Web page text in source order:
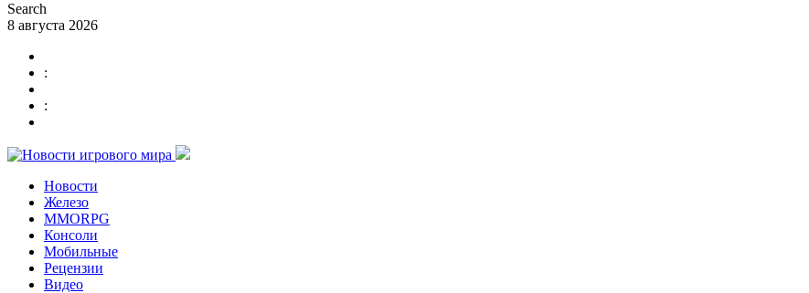
Search
8 августа 2026
:
:
Новости
Железо
MMORPG
Консоли
Мобильные
Рецензии
Видео